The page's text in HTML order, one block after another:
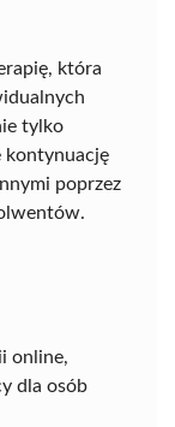
która
tylko
kontynuację
poprzez
online,
dla osób